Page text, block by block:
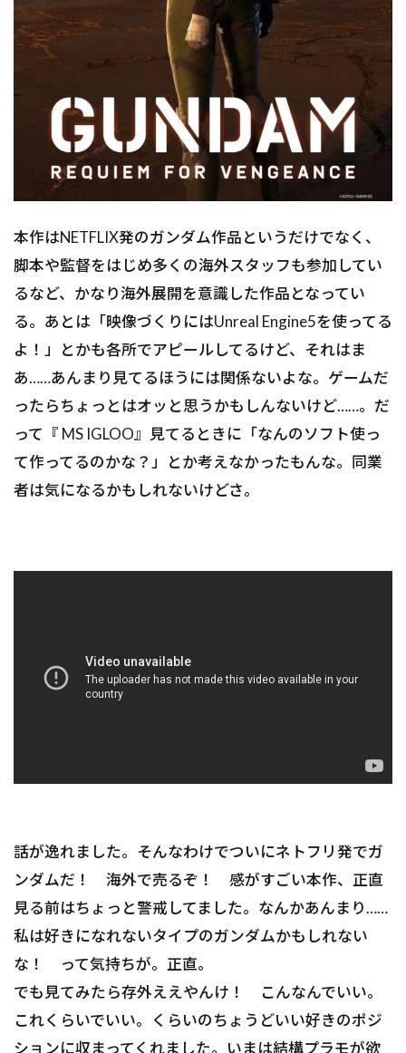
本作はNETFLIX発のガンダム作品というだけでなく、
脚本や監督をはじめ多くの海外スタッフも参加してい
るなど、かなり海外展開を意識した作品となってい
る。あとは「映像づくりにはUnreal Engine5を使ってる
よ！」とかも各所でアピールしてるけど、それはま
あ……あんまり見てるほうには関係ないよな。ゲームだ
ったらちょっとはオッと思うかもしんないけど……。だ
って『 MS IGLOO』見てるときに「なんのソフト使っ
て作ってるのかな？」とか考えなかったもんな。同業
者は気になるかもしれないけどさ。
話が逸れました。そんなわけでついにネトフリ発でガ
ンダムだ！ 海外で売るぞ！ 感がすごい本作、正直
見る前はちょっと警戒してました。なんかあんまり……
私は好きになれないタイプのガンダムかもしれない
な！ って気持ちが。正直。
でも見てみたら存外ええやんけ！ こんなんでいい。
これくらいでいい。くらいのちょうどいい好きのポジ
ションに収まってくれました。いまは結構プラモが欲